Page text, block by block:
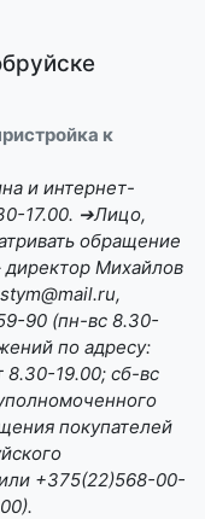
к
и интернет-
17.00. ➔Лицо,
обращение
директор Михайлов
90 (пн-вс 8.30-
по адресу:
8.30-19.00; сб-вс
покупателей
+375(22)568-00-